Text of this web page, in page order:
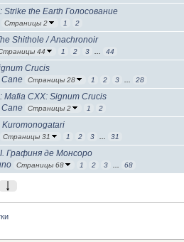
the Earth Голосование
Страницы 2 1 2
Shithole / Anachronoir
44 1 2 3 44
Crucis
Cane Страницы 28 1 2 3 28
Mafia CXX: Signum Crucis
Cane Страницы 2 1 2
Страницы 31 1 2 3 31
Графиня де Монсоро
Страницы 68 1 2 3 68